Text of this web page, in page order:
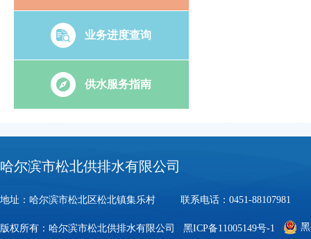
业务进度查询
供水服务指南
哈尔滨市松北供排水有限公司
地址：哈尔滨市松北区松北镇集乐村 联系电话：0451-88107981
版权所有：哈尔滨市松北供排水有限公司 黑ICP备11005149号-1